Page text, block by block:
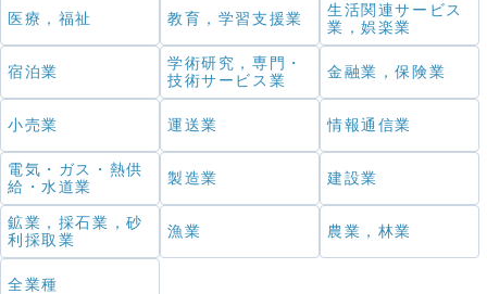
医療，福祉 教育，学習支援業
生活関連サービス
業，娯楽業
宿泊業
学術研究，専門・
技術サービス業
金融業，保険業
小売業 運送業 情報通信業
電気・ガス・熱供
給・水道業
製造業 建設業
鉱業，採石業，砂
利採取業
漁業 農業，林業
全業種